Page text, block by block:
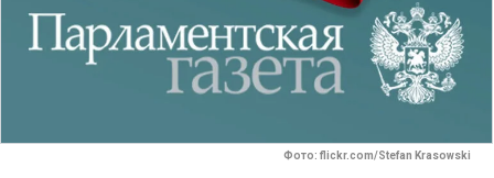
Фото: flickr.com/Stefan Krasowski